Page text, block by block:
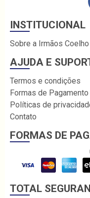
INSTITUCIONAL
Sobre a Irmãos Coelho
AJUDA E
Termos e condições
Formas de Pagamento
Políticas de
Contato
FORMAS DE
TOTAL